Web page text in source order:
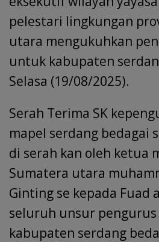
o
k
p
p
n m
pelestari lingkungan
utara mengukuhkan
untuk kabupaten
Selasa (19/08/2025).
Serah Terima SK
mapel serdang bedagai
di serah kan oleh ketua
Sumatera utara
Ginting se kepada Fuad
seluruh unsur pengurus
kabupaten serdang